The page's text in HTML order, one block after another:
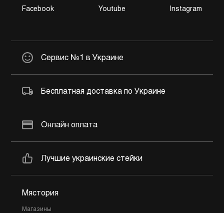
Facebook Youtube Instagram
Сервис №1 в Украине
Бесплатная доставка по Украине
Онлайн оплата
Лучшие украинские стейки
Мястория
Магазины